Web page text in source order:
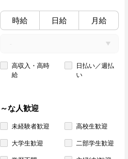
時給 日給 月給
高収入・高時
給
日払い／週払
い
～な人歓迎
未経験者歓迎 高校生歓迎
大学生歓迎 二部学生歓迎